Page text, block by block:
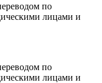
по
лицами и
по
лицами и